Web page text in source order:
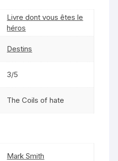
Livre dont vous êtes le
héros
Destins
3/5
The Coils of hate
Mark Smith